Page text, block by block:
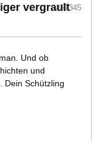
vergrault#57345
Und ob
und
Dein Schützling